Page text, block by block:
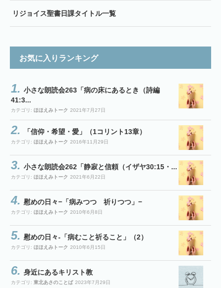
リジョイス聖書日課タイトル一覧
お気に入りランキング
小さな朗読会263「病の床にあるとき（詩編
41:3...
カテゴリ: ほほえみトーク 2021年7月27日
「信仰・希望・愛」（1コリント13章）
カテゴリ: ほほえみトーク 2016年11月29日
小さな朗読会262「静寂と信頼（イザヤ30:15・...
カテゴリ: ほほえみトーク 2021年6月22日
慰めの日々−「病みつつ 祈りつつ」−
カテゴリ: ほほえみトーク 2010年6月8日
慰めの日々-「病むこと祈ること」（2）
カテゴリ: ほほえみトーク 2010年6月15日
身近にあるキリスト教
カテゴリ: 東北あさのことば 2023年7月29日